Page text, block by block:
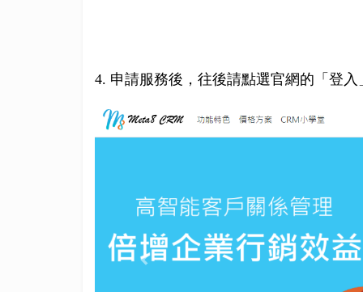
4. 申請服務後，往後請點選官網的「登入